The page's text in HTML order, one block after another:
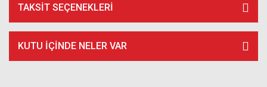
TAKSIT SEÇENEKLERI
KUTU İÇİNDE NELER VAR